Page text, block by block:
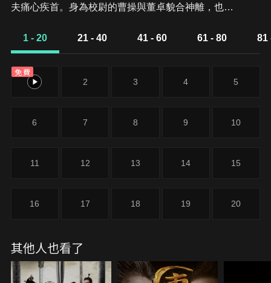
夫痛心疾首。身為校尉的曹操與董卓貌合神離，也早
狂言被王允轟出家門。宴會後，王允親自把曹操引入
操行刺的刹那被董卓察覺，曹操便假說為董卓獻刀。
就在董卓疑惑之際，曹操起身告辭，隨之闖關逃亡。
1 - 20 21 - 40 41 - 60 61 - 80 81
免費
1 2 3 4 5
6 7 8 9 10
11 12 13 14 15
16 17 18 19 20
其他人也看了